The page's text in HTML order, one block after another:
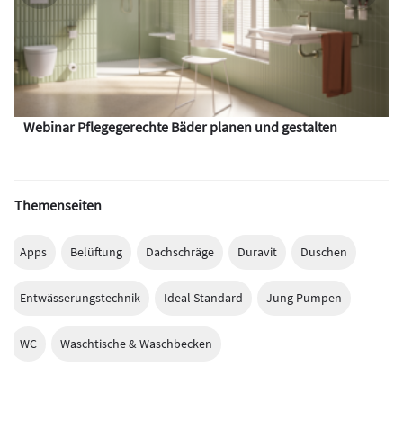
Webinar Pflegegerechte Bäder planen und gestalten
Themenseiten
Apps Belüftung Dachschräge Duravit Duschen
Entwässerungstechnik Ideal Standard Jung Pumpen
WC Waschtische & Waschbecken